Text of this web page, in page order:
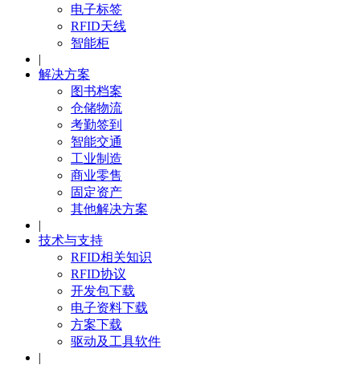
电子标签
RFID天线
智能柜
|
解决方案
图书档案
仓储物流
考勤签到
智能交通
工业制造
商业零售
固定资产
其他解决方案
|
技术与支持
RFID相关知识
RFID协议
开发包下载
电子资料下载
方案下载
驱动及工具软件
|